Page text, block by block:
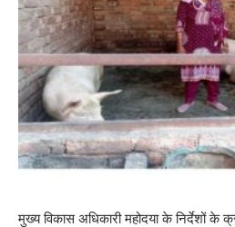
मुख्य विकास अधिकारी महोदया के निर्देशों के